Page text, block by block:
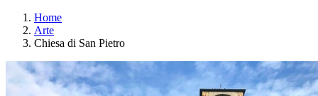
Home
Arte
Chiesa di San Pietro